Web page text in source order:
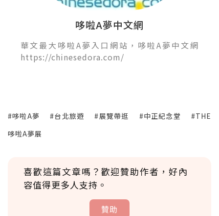
哆啦A夢中文網
華文最大哆啦A夢入口網站，哆啦A夢中文網
https://chinesedora.com/
#哆啦A夢 #台北旅遊 #展覽帶逛 #中正紀念堂
#THE
哆啦A夢展
喜歡這篇文章嗎？歡迎贊助作者，好內
容值得更多人支持。
贊助